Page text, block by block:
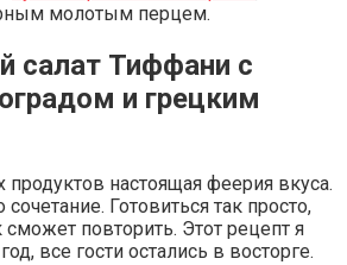
молотым перцем.
салат Тиффани с
и грецким
продуктов настоящая феерия вкуса.
Готовиться так просто,
повторить. Этот рецепт я
все гости остались в восторге.